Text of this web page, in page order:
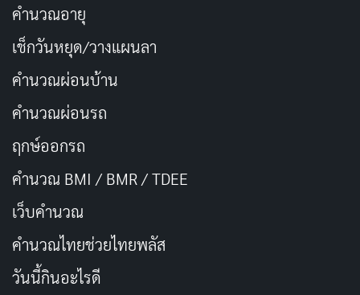
คำนวณอายุ
เช็กวันหยุด/วางแผนลา
คำนวณผ่อนบ้าน
คำนวณผ่อนรถ
ฤกษ์ออกรถ
คำนวณ BMI / BMR / TDEE
เว็บคํานวณ
คํานวณไทยช่วยไทยพลัส
วันนี้กินอะไรดี